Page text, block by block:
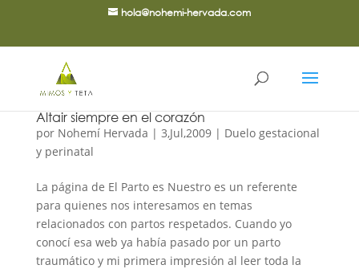
hola@nohemi-hervada.com
Altair siempre en el corazón
por Nohemí Hervada | 3,Jul,2009| Duelo gestacional
y perinatal
La página de El Parto es Nuestro es un referente
para quienes nos interesamos en temas
relacionados con partos respetados. Cuando yo
conocí esa web ya había pasado por un parto
traumático y mi primera impresión al leer toda la